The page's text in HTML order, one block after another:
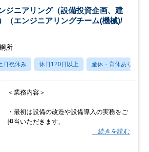
ジニアリング（設備投資企画、建
（エンジニアリングチーム(機械)/
所
日祝休み 休日120日以上 産休・育休あり
＜業務内容＞
・最初は設備の改造や設備導入の実務をご
担当いただきます。
…続きを読む